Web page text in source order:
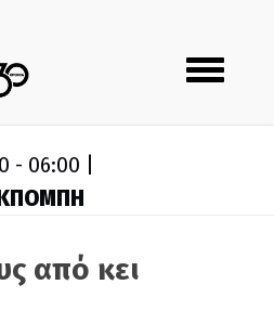
Toggle
navigation
- 06:00 |
από κει